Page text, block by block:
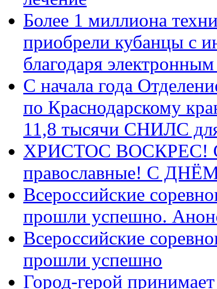
Более 1 миллиона
приобрели кубанцы с
благодаря
С начала года
по Краснодарскому
11,8 тысячи СНИЛС
ХРИСТОС ВОСКРЕС! С
православные! C
Всероссийские
прошли успешно.
Всероссийские
прошли успешно
Город-герой